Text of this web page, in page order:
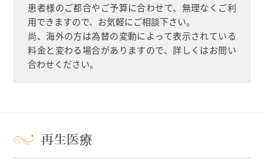
患者様のご都合やご予算に合わせて、無理なくご利
用できますので、お気軽にご相談下さい。
尚、海外の方は為替の変動によって表示されている
料金と変わる場合がありますので、詳しくはお問い
合わせください。
再生医療